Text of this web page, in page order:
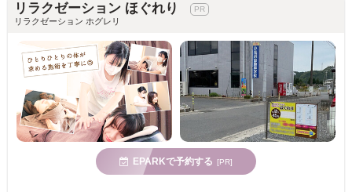
リラクゼーション ほぐれり
リラクゼーション ホグレリ
EPARKで予約する [PR]